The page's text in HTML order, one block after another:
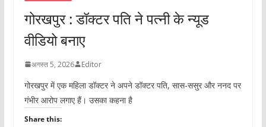
गोरखपुर : डॉक्टर पति ने पत्नी के न्यूड
वीडियो बनाए
अगस्त 5, 2026 Editor
गोरखपुर में एक महिला डॉक्टर ने अपने डॉक्टर पति, सास-ससुर और ननद पर
गंभीर आरोप लगाए हैं। उसका कहना है
Share this: